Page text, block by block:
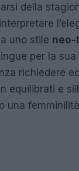
della
uno stile neo-
per la sua
richiedere
equilibrati e
una